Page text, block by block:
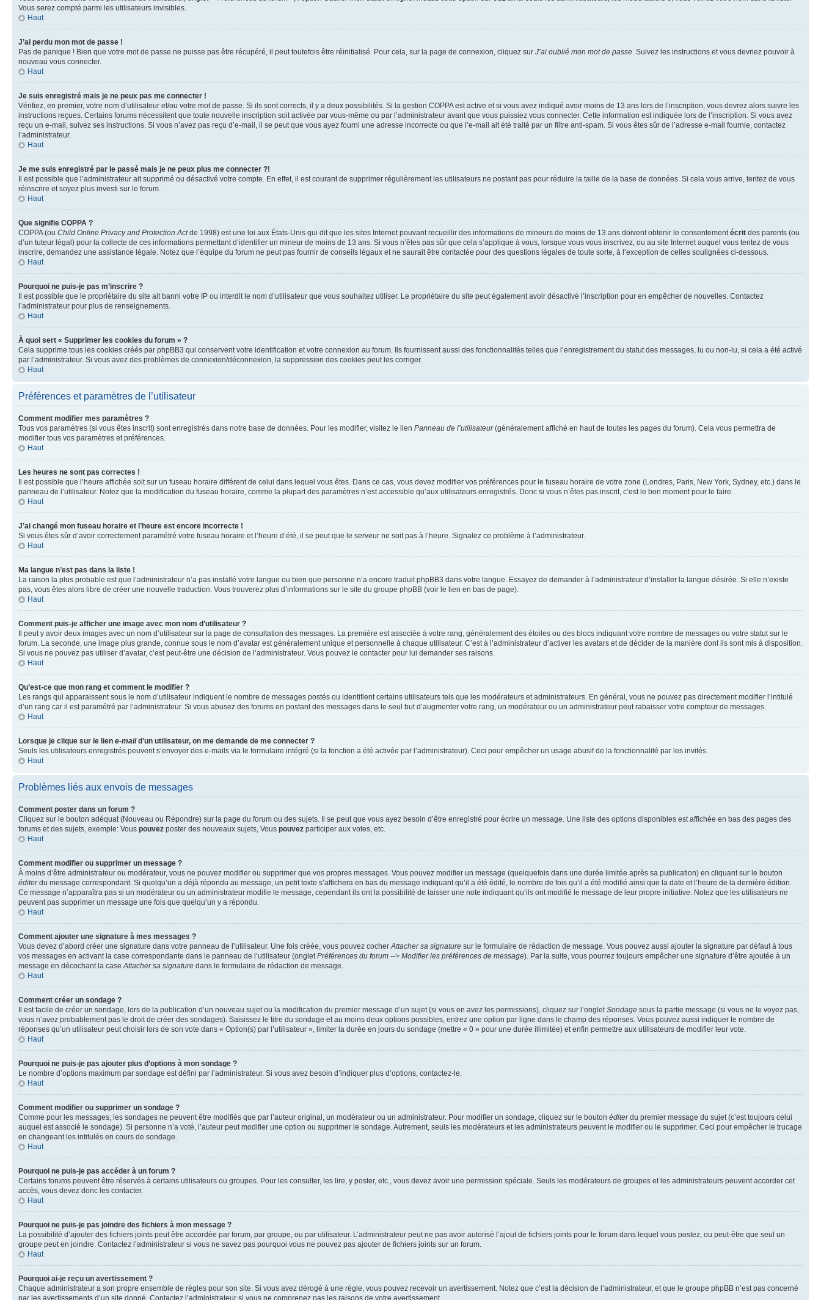
Vous serez compté parmi les utilisateurs invisibles.
Haut
J’ai perdu mon mot de passe !
Pas de panique ! Bien que votre mot de passe ne puisse pas être récupéré, il peut toutefois être réinitialisé. Pour cela, sur la page de connexion, cliquez sur J’ai oublié mon mot de passe. Suivez les instructions et vous devriez pouvoir à
nouveau vous connecter.
Haut
Je suis enregistré mais je ne peux pas me connecter !
Vérifiez, en premier, votre nom d’utilisateur et/ou votre mot de passe. Si ils sont corrects, il y a deux possibilités. Si la gestion COPPA est active et si vous avez indiqué avoir moins de 13 ans lors de l’inscription, vous devrez alors suivre les
instructions reçues. Certains forums nécessitent que toute nouvelle inscription soit activée par vous-même ou par l’administrateur avant que vous puissiez vous connecter. Cette information est indiquée lors de l’inscription. Si vous avez
reçu un e-mail, suivez ses instructions. Si vous n’avez pas reçu d’e-mail, il se peut que vous ayez fourni une adresse incorrecte ou que l’e-mail ait été traité par un filtre anti-spam. Si vous êtes sûr de l’adresse e-mail fournie, contactez
l’administrateur.
Haut
Je me suis enregistré par le passé mais je ne peux plus me connecter ?!
Il est possible que l’administrateur ait supprimé ou désactivé votre compte. En effet, il est courant de supprimer régulièrement les utilisateurs ne postant pas pour réduire la taille de la base de données. Si cela vous arrive, tentez de vous
réinscrire et soyez plus investi sur le forum.
Haut
Que signifie COPPA ?
COPPA (ou Child Online Privacy and Protection Actde 1998) est une loi aux États-Unis qui dit que les sites Internet pouvant recueillir des informations de mineurs de moins de 13 ans doivent obtenir le consentementécrit des parents (ou
d’un tuteur légal) pour la collecte de ces informations permettant d’identifier un mineur de moins de 13 ans. Si vous n’êtes pas sûr que cela s’applique à vous, lorsque vous vous inscrivez, ou au site Internet auquel vous tentez de vous
inscrire, demandez une assistance légale. Notez que l’équipe du forum ne peut pas fournir de conseils légaux et ne saurait être contactée pour des questions légales de toute sorte, à l’exception de celles soulignées ci-dessous.
Haut
Pourquoi ne puis-je pas m’inscrire ?
Il est possible que le propriétaire du site ait banni votre IP ou interdit le nom d’utilisateur que vous souhaitez utiliser. Le propriétaire du site peut également avoir désactivé l’inscription pour en empêcher de nouvelles. Contactez
l’administrateur pour plus de renseignements.
Haut
À quoi sert « Supprimer les cookies du forum » ?
Cela supprime tous les cookies créés par phpBB3 qui conservent votre identification et votre connexion au forum. Ils fournissent aussi des fonctionnalités telles que l’enregistrement du statut des messages, lu ou non-lu, si cela a été activé
par l’administrateur. Si vous avez des problèmes de connexion/déconnexion, la suppression des cookies peut les corriger.
Haut
Préférences et paramètres de l’utilisateur
Comment modifier mes paramètres ?
Tous vos paramètres (si vous êtes inscrit) sont enregistrés dans notre base de données. Pour les modifier, visitez le lien Panneau de l’utilisateur(généralement affiché en haut de toutes les pages du forum). Cela vous permettra de
modifier tous vos paramètres et préférences.
Haut
Les heures ne sont pas correctes !
Il est possible que l’heure affichée soit sur un fuseau horaire différent de celui dans lequel vous êtes. Dans ce cas, vous devez modifier vos préférences pour le fuseau horaire de votre zone (Londres, Paris, New York, Sydney, etc.) dans le
panneau de l’utilisateur. Notez que la modification du fuseau horaire, comme la plupart des paramètres n’est accessible qu’aux utilisateurs enregistrés. Donc si vous n’êtes pas inscrit, c’est le bon moment pour le faire.
Haut
J’ai changé mon fuseau horaire et l’heure est encore incorrecte !
Si vous êtes sûr d’avoir correctement paramétré votre fuseau horaire et l’heure d’été, il se peut que le serveur ne soit pas à l’heure. Signalez ce problème à l’administrateur.
Haut
Ma langue n’est pas dans la liste !
La raison la plus probable est que l’administrateur n’a pas installé votre langue ou bien que personne n’a encore traduit phpBB3 dans votre langue. Essayez de demander à l’administrateur d’installer la langue désirée. Si elle n’existe
pas, vous êtes alors libre de créer une nouvelle traduction. Vous trouverez plus d’informations sur le site du groupe phpBB (voir le lien en bas de page).
Haut
Comment puis-je afficher une image avec mon nom d’utilisateur ?
Il peut y avoir deux images avec un nom d’utilisateur sur la page de consultation des messages. La première est associée à votre rang, généralement des étoiles ou des blocs indiquant votre nombre de messages ou votre statut sur le
forum. La seconde, une image plus grande, connue sous le nom d’avatar est généralement unique et personnelle à chaque utilisateur. C’est à l’administrateur d’activer les avatars et de décider de la manière dont ils sont mis à disposition.
Si vous ne pouvez pas utiliser d’avatar, c’est peut-être une décision de l’administrateur. Vous pouvez le contacter pour lui demander ses raisons.
Haut
Qu’est-ce que mon rang et comment le modifier ?
Les rangs qui apparaissent sous le nom d’utilisateur indiquent le nombre de messages postés ou identifient certains utilisateurs tels que les modérateurs et administrateurs. En général, vous ne pouvez pas directement modifier l’intitulé
d’un rang car il est paramétré par l’administrateur. Si vous abusez des forums en postant des messages dans le seul but d’augmenter votre rang, un modérateur ou un administrateur peut rabaisser votre compteur de messages.
Haut
Lorsque je clique sur le lien e-maild’un utilisateur, on me demande de me connecter ?
Seuls les utilisateurs enregistrés peuvent s’envoyer des e-mails via le formulaire intégré (si la fonction a été activée par l’administrateur). Ceci pour empêcher un usage abusif de la fonctionnalité par les invités.
Haut
Problèmes liés aux envois de messages
Comment poster dans un forum ?
Cliquez sur le bouton adéquat (Nouveau ou Répondre) sur la page du forum ou des sujets. Il se peut que vous ayez besoin d’être enregistré pour écrire un message. Une liste des options disponibles est affichée en bas des pages des
forums et des sujets, exemple: Vous pouvez poster des nouveaux sujets, Vous pouvez participer aux votes, etc.
Haut
Comment modifier ou supprimer un message ?
À moins d’être administrateur ou modérateur, vous ne pouvez modifier ou supprimer que vos propres messages. Vous pouvez modifier un message (quelquefois dans une durée limitée après sa publication) en cliquant sur le bouton
éditerdu message correspondant. Si quelqu’un a déjà répondu au message, un petit texte s’affichera en bas du message indiquant qu’il a été édité, le nombre de fois qu’il a été modifié ainsi que la date et l’heure de la dernière édition.
Ce message n’apparaîtra pas si un modérateur ou un administrateur modifie le message, cependant ils ont la possibilité de laisser une note indiquant qu’ils ont modifié le message de leur propre initiative. Notez que les utilisateurs ne
peuvent pas supprimer un message une fois que quelqu’un y a répondu.
Haut
Comment ajouter une signature à mes messages ?
Vous devez d’abord créer une signature dans votre panneau de l’utilisateur. Une fois créée, vous pouvez cocherAttacher sa signature sur le formulaire de rédaction de message. Vous pouvez aussi ajouter la signature par défaut à tous
vos messages en activant la case correspondante dans le panneau de l’utilisateur (ongletPréférences du forum --> Modifier les préférences de message). Par la suite, vous pourrez toujours empêcher une signature d’être ajoutée à un
message en décochant la caseAttacher sa signature dans le formulaire de rédaction de message.
Haut
Comment créer un sondage ?
Il est facile de créer un sondage, lors de la publication d’un nouveau sujet ou la modification du premier message d’un sujet (si vous en avez les permissions), cliquez sur l’ongletSondage sous la partie message (si vous ne le voyez pas,
vous n’avez probablement pas le droit de créer des sondages). Saisissez le titre du sondage et au moins deux options possibles, entrez une option par ligne dans le champ des réponses. Vous pouvez aussi indiquer le nombre de
réponses qu’un utilisateur peut choisir lors de son vote dans « Option(s) par l’utilisateur », limiter la durée en jours du sondage (mettre « 0 » pour une durée illimitée) et enfin permettre aux utilisateurs de modifier leur vote.
Haut
Pourquoi ne puis-je pas ajouter plus d’options à mon sondage ?
Le nombre d’options maximum par sondage est défini par l’administrateur. Si vous avez besoin d’indiquer plus d’options, contactez-le.
Haut
Comment modifier ou supprimer un sondage ?
Comme pour les messages, les sondages ne peuvent être modifiés que par l’auteur original, un modérateur ou un administrateur. Pour modifier un sondage, cliquez sur le bouton éditerdu premier message du sujet (c’est toujours celui
auquel est associé le sondage). Si personne n’a voté, l’auteur peut modifier une option ou supprimer le sondage. Autrement, seuls les modérateurs et les administrateurs peuvent le modifier ou le supprimer. Ceci pour empêcher le trucage
en changeant les intitulés en cours de sondage.
Haut
Pourquoi ne puis-je pas accéder à un forum ?
Certains forums peuvent être réservés à certains utilisateurs ou groupes. Pour les consulter, les lire, y poster, etc., vous devez avoir une permission spéciale. Seuls les modérateurs de groupes et les administrateurs peuvent accorder cet
accès, vous devez donc les contacter.
Haut
Pourquoi ne puis-je pas joindre des fichiers à mon message ?
La possibilité d’ajouter des fichiers joints peut être accordée par forum, par groupe, ou par utilisateur. L’administrateur peut ne pas avoir autorisé l’ajout de fichiers joints pour le forum dans lequel vous postez, ou peut-être que seul un
groupe peut en joindre. Contactez l’administrateur si vous ne savez pas pourquoi vous ne pouvez pas ajouter de fichiers joints sur un forum.
Haut
Pourquoi ai-je reçu un avertissement ?
Chaque administrateur a son propre ensemble de règles pour son site. Si vous avez dérogé à une règle, vous pouvez recevoir un avertissement. Notez que c’est la décision de l’administrateur, et que le groupe phpBB n’est pas concerné
par les avertissements d’un site donné. Contactez l’administrateur si vous ne comprenez pas les raisons de votre avertissement.